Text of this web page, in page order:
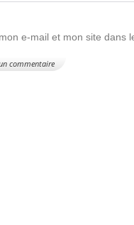
e-mail et mon site dans